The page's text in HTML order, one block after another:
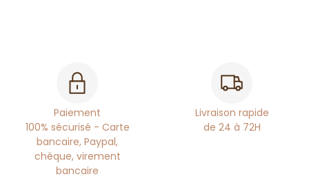
Paiement
100% sécurisé - Carte
bancaire, Paypal,
chèque, virement
bancaire
Livraison rapide
de 24 à 72H